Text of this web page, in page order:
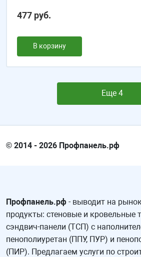
477 руб.
В корзину
Еще 4
© 2014 - 2026 Профпанель.рф
Профпанель.рф - выводит на
продукты: стеновые и кровельные
сэндвич-панели (ТСП) с
пенополиуретан (ППУ, ПУР) и
(ПИР). Предлагаем услуги по